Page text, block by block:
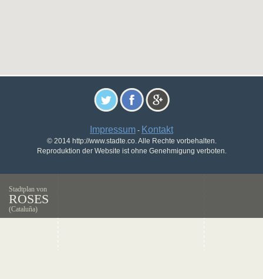
Impressum - Kontakt
© 2014 http://www.stadte.co. Alle Rechte vorbehalten.
Reproduktion der Website ist ohne Genehmigung verboten.
Stadtplan von
ROSES
(Cataluña)